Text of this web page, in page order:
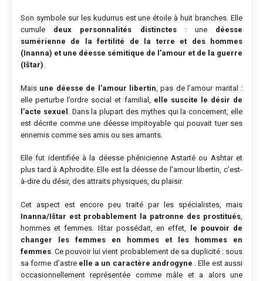
Son symbole sur les kudurrus est une étoile à huit branches. Elle
cumule deux personnalités distinctes: une déesse
sumérienne de la fertilité de la terre et des hommes
(Inanna) et une déesse sémitique de l’amour et de la guerre
(Ištar).
Mais une déesse de l’amour libertin , pas de l’amour marital :
elle perturbe l’ordre social et familial, elle suscite le désir de
l’acte sexuel
. Dans la plupart des mythes qui la concernent, elle
est décrite comme une déesse impitoyable qui pouvait tuer ses
ennemis comme ses amis ou ses amants.
Elle fut identifiée à la déesse phénicienne Astarté ou Ashtar et
plus tard à Aphrodite. Elle est la déesse de l’amour libertin, c’est-
à-dire du désir, des attraits physiques, du plaisir.
Cet aspect est encore peu traité par les spécialistes, mais
Inanna/Ištar est probablement la patronne des prostitués
hommes et femmes. Ištar possédait, en effet,
le pouvoir de
changer les femmes en hommes et les hommes en
femmes . Ce pouvoir lui vient probablement de sa duplicité : sous
sa forme d’astre elle a un caractère androgyne . Elle est aussi
occasionnellement représentée comme mâle et a alors une